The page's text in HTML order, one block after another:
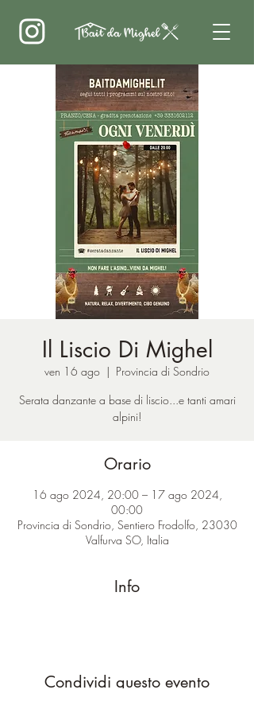
Il Liscio Di Mighel
ven 16 ago
  |
Provincia di Sondrio
Serata danzante a base di liscio...e tanti amari
alpini!
Orario
16 ago 2024, 20:00 – 17 ago 2024,
00:00
Provincia di Sondrio, Sentiero Frodolfo, 23030
Valfurva SO, Italia
Info
Condividi questo evento